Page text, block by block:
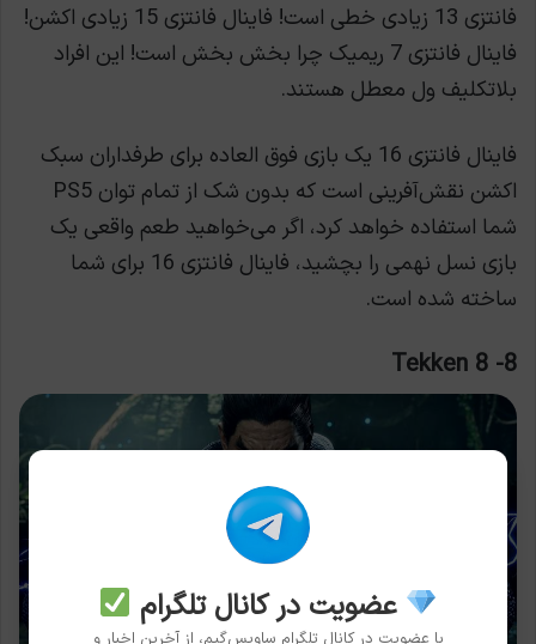
فانتزی 13 زیادی خطی است! فاینال فانتزی 15 زیادی اکشن!
فاینال فانتزی 7 ریمیک چرا بخش بخش است! این افراد
بلاتکلیف ول معطل هستند.
فاینال فانتزی 16 یک بازی فوق العاده برای طرفداران سبک
اکشن نقش‌آفرینی است که بدون شک از تمام توان PS5
شما استفاده خواهد کرد، اگر می‌خواهید طعم واقعی یک
بازی نسل نهمی را بچشید، فاینال فانتزی 16 برای شما
ساخته شده است.
8- Tekken 8
عضویت در کانال تلگرام
با عضویت در کانال تلگرام ساویس‌گیم، از آخرین اخبار و